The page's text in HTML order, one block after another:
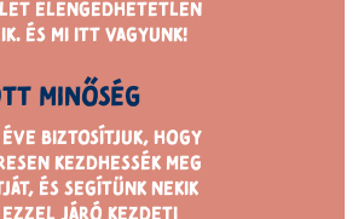
ELENGEDHETETLEN
ÉS MI ITT VAGYUNK!
MINŐSÉG
BIZTOSÍTJUK, HOGY
KEZDHESSÉK MEG
ÉS SEGÍTÜNK NEKIK